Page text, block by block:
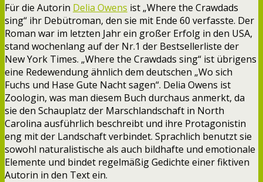
Für die Autorin Delia Owens ist „Where the Crawdads
sing“ ihr Debütroman, den sie mit Ende 60 verfasste. Der
Roman war im letzten Jahr ein großer Erfolg in den USA,
stand wochenlang auf der Nr.1 der Bestsellerliste der
New York Times. „Where the Crawdads sing“ ist übrigens
eine Redewendung ähnlich dem deutschen „Wo sich
Fuchs und Hase Gute Nacht sagen“. Delia Owens ist
Zoologin, was man diesem Buch durchaus anmerkt, da
sie den Schauplatz der Marschlandschaft in North
Carolina ausführlich beschreibt und ihre Protagonistin
eng mit der Landschaft verbindet. Sprachlich benutzt sie
sowohl naturalistische als auch bildhafte und emotionale
Elemente und bindet regelmäßig Gedichte einer fiktiven
Autorin in den Text ein.